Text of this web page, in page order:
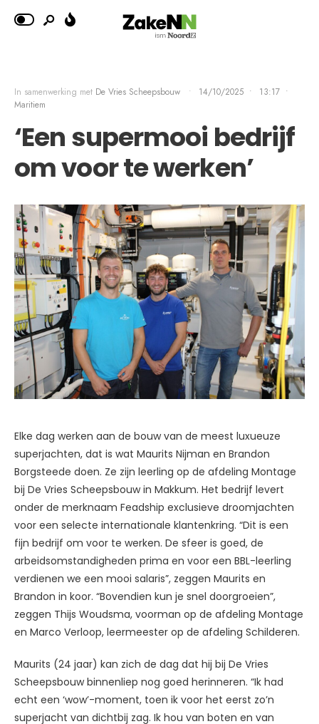
In samenwerking met De Vries Scheepsbouw • 14/10/2025 • 13:17 •
Maritiem
‘Een supermooi bedrijf
om voor te werken’
Elke dag werken aan de bouw van de meest luxueuze
superjachten, dat is wat Maurits Nijman en Brandon
Borgsteede doen. Ze zijn leerling op de afdeling Montage
bij De Vries Scheepsbouw in Makkum. Het bedrijf levert
onder de merknaam Feadship exclusieve droomjachten
voor een selecte internationale klantenkring. “Dit is een
fijn bedrijf om voor te werken. De sfeer is goed, de
arbeidsomstandigheden prima en voor een BBL-leerling
verdienen we een mooi salaris”, zeggen Maurits en
Brandon in koor. “Bovendien kun je snel doorgroeien”,
zeggen Thijs Woudsma, voorman op de afdeling Montage
en Marco Verloop, leermeester op de afdeling Schilderen.
Maurits (24 jaar) kan zich de dag dat hij bij De Vries
Scheepsbouw binnenliep nog goed herinneren. “Ik had
echt een ‘wow’-moment, toen ik voor het eerst zo’n
superjacht van dichtbij zag. Ik hou van boten en van